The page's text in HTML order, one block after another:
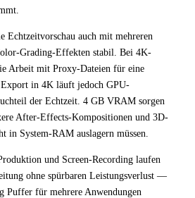
Echtzeitvorschau auch mit mehreren
Grading-Effekten stabil. Bei 4K-
Arbeit mit Proxy-Dateien für eine
in 4K läuft jedoch GPU-
der Echtzeit. 4 GB VRAM sorgen
After-Effects-Kompositionen und 3D-
in System-RAM auslagern müssen.
und Screen-Recording laufen
ohne spürbaren Leistungsverlust —
Puffer für mehrere Anwendungen